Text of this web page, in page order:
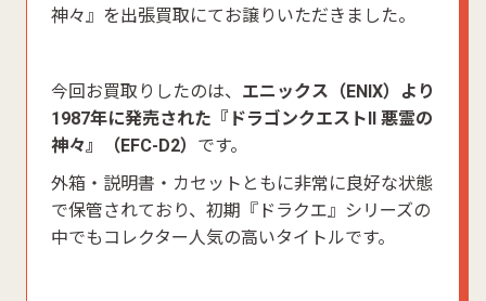
神々』を出張買取にてお譲りいただきました。
今回お買取りしたのは、 エニックス（ENIX）より
1987年に発売された『ドラゴンクエストII 悪霊の
神々』（EFC-D2） です。
外箱・説明書・カセットともに非常に良好な状態
で保管されており、初期『ドラクエ』シリーズの
中でもコレクター人気の高いタイトルです。